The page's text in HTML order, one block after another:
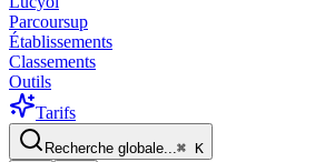
Parcoursup
Établissements
Classements
Outils
Tarifs
Recherche globale...⌘ K